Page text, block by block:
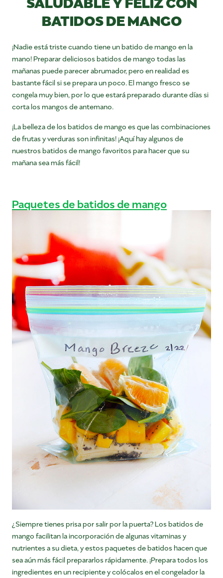
BATIDOS DE MANGO
¡Nadie está triste cuando tiene un batido de mango en la
mano! Preparar deliciosos batidos de mango todas las
mañanas puede parecer abrumador, pero en realidad es
bastante fácil si se prepara un poco. El mango fresco se
congela muy bien, por lo que estará preparado durante días si
corta los mangos de antemano.
¡La belleza de los batidos de mango es que las combinaciones
de frutas y verduras son infinitas! ¡Aquí hay algunos de
nuestros batidos de mango favoritos para hacer que su
mañana sea más fácil!
Paquetes de batidos de mango
¿Siempre tienes prisa por salir por la puerta? Los batidos de
mango facilitan la incorporación de algunas vitaminas y
nutrientes a su dieta, y estos paquetes de batidos hacen que
sea aún más fácil prepararlos rápidamente. ¡Prepara todos los
ingredientes en un recipiente y colócalos en el congelador la